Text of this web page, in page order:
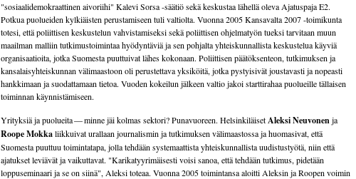
"sosiaalidemokraattinen aivoriihi" Kalevi Sorsa -säätiö sekä keskustaa lähellä oleva Ajatuspaja E2.
Potkua puolueiden kylkiäisten perustamiseen tuli valtiolta. Vuonna 2005 Kansavalta 2007 -toimikunta
totesi, että poliittisen keskustelun vahvistamiseksi sekä poliittisen ohjelmatyön tueksi tarvitaan muun
maailman malliin tutkimustoimintaa hyödyntäviä ja sen pohjalta yhteiskunnallista keskustelua käyviä
organisaatioita, jotka Suomesta puuttuivat lähes kokonaan. Poliittisen päätöksenteon, tutkimuksen ja
kansalaisyhteiskunnan välimaastoon oli perustettava yksiköitä, jotka pystyisivät joustavasti ja nopeasti
hankkimaan ja suodattamaan tietoa. Vuoden kokeilun jälkeen valtio jakoi starttirahaa puolueille tällaisen
toiminnan käynnistämiseen.
Yrityksiä ja puolueita — minne jäi kolmas sektori? Punavuoreen. HelsinkiläisetAleksi Neuvonenja
Roope Mokkaliikkuivat urallaan journalismin ja tutkimuksen välimaastossa ja huomasivat, että
Suomesta puuttuu toimintatapa, jolla tehdään systemaattista yhteiskunnallista uudistustyötä, niin että
ajatukset leviävät ja vaikuttavat. "Karikatyyrimäisesti voisi sanoa, että tehdään tutkimus, pidetään
loppuseminaari ja se on siinä", Aleksi toteaa. Vuonna 2005 toimintansa aloitti Aleksin ja Roopen voimin